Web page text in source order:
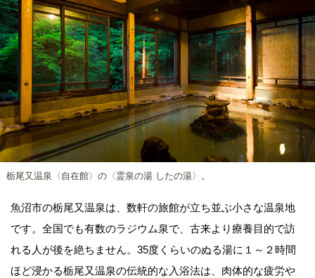
栃尾又温泉〈自在館〉の〈霊泉の湯 したの湯〉。
魚沼市の栃尾又温泉は、数軒の旅館が立ち並ぶ小さな温泉地
です。全国でも有数のラジウム泉で、古来より療養目的で訪
れる人が後を絶ちません。35度くらいのぬる湯に１～２時間
ほど浸かる栃尾又温泉の伝統的な入浴法は、肉体的な疲労や